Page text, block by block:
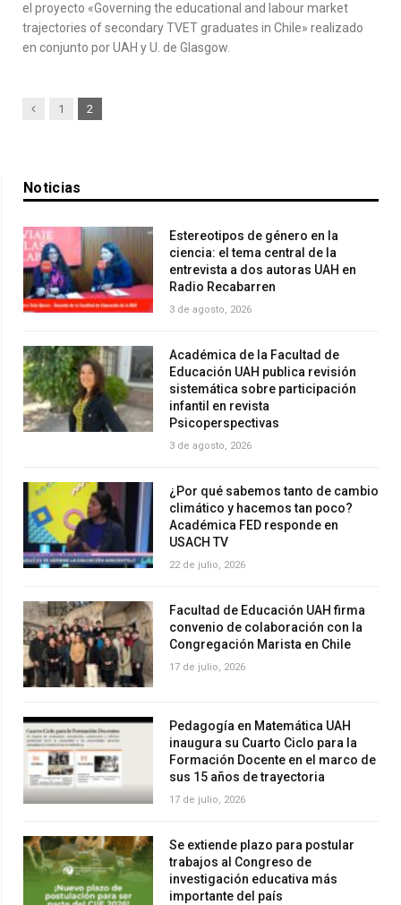
el proyecto «Governing the educational and labour market
trajectories of secondary TVET graduates in Chile» realizado
en conjunto por UAH y U. de Glasgow.
Previous
1 2
Noticias
Estereotipos de género en la
ciencia: el tema central de la
entrevista a dos autoras UAH en
Radio Recabarren
3 de agosto, 2026
Académica de la Facultad de
Educación UAH publica revisión
sistemática sobre participación
infantil en revista
Psicoperspectivas
3 de agosto, 2026
¿Por qué sabemos tanto de cambio
climático y hacemos tan poco?
Académica FED responde en
USACH TV
22 de julio, 2026
Facultad de Educación UAH firma
convenio de colaboración con la
Congregación Marista en Chile
17 de julio, 2026
Pedagogía en Matemática UAH
inaugura su Cuarto Ciclo para la
Formación Docente en el marco de
sus 15 años de trayectoria
17 de julio, 2026
Se extiende plazo para postular
trabajos al Congreso de
investigación educativa más
importante del país